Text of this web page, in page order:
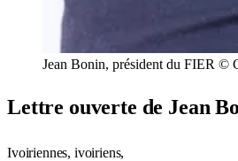
Jean Bonin, président du FIER ©
Lettre ouverte de Jean
Ivoiriennes, ivoiriens,